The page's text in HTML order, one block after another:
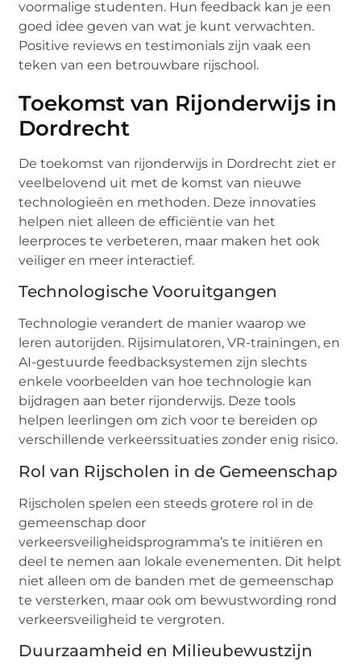
voormalige studenten. Hun feedback kan je een
goed idee geven van wat je kunt verwachten.
Positive reviews en testimonials zijn vaak een
teken van een betrouwbare rijschool.
Toekomst van Rijonderwijs in
Dordrecht
De toekomst van rijonderwijs in Dordrecht ziet er
veelbelovend uit met de komst van nieuwe
technologieën en methoden. Deze innovaties
helpen niet alleen de efficiëntie van het
leerproces te verbeteren, maar maken het ook
veiliger en meer interactief.
Technologische Vooruitgangen
Technologie verandert de manier waarop we
leren autorijden. Rijsimulatoren, VR-trainingen, en
AI-gestuurde feedbacksystemen zijn slechts
enkele voorbeelden van hoe technologie kan
bijdragen aan beter rijonderwijs. Deze tools
helpen leerlingen om zich voor te bereiden op
verschillende verkeerssituaties zonder enig risico.
Rol van Rijscholen in de Gemeenschap
Rijscholen spelen een steeds grotere rol in de
gemeenschap door
verkeersveiligheidsprogramma’s te initiëren en
deel te nemen aan lokale evenementen. Dit helpt
niet alleen om de banden met de gemeenschap
te versterken, maar ook om bewustwording rond
verkeersveiligheid te vergroten.
Duurzaamheid en Milieubewustzijn